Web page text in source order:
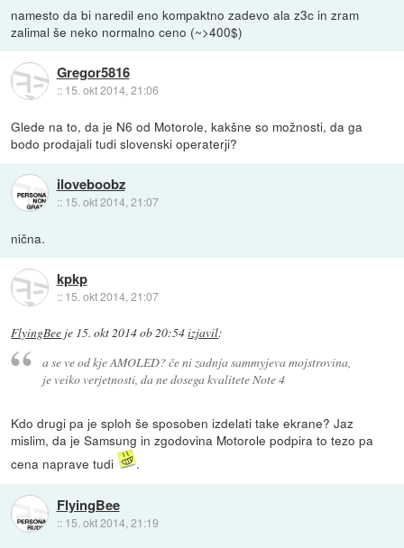
namesto da bi naredil eno kompaktno zadevo ala z3c in zram
zalimal še neko normalno ceno (~>400$)
Gregor5816
:: 15. okt 2014, 21:06
Glede na to, da je N6 od Motorole, kakšne so možnosti, da ga
bodo prodajali tudi slovenski operaterji?
iloveboobz
:: 15. okt 2014, 21:07
nična.
kpkp
:: 15. okt 2014, 21:07
FlyingBee je 15. okt 2014 ob 20:54izjavil:
a se ve od kje AMOLED? če ni zadnja sammyjeva mojstrovina,
je veiko verjetnosti, da ne dosega kvalitete Note 4
Kdo drugi pa je sploh še sposoben izdelati take ekrane? Jaz
mislim, da je Samsung in zgodovina Motorole podpira to tezo pa
cena naprave tudi
.
FlyingBee
:: 15. okt 2014, 21:19